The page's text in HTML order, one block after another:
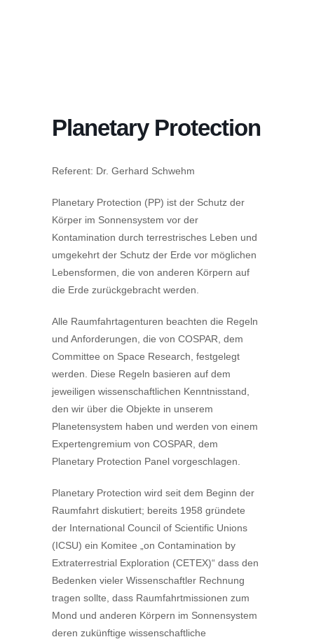
Planetary Protection
Referent: Dr. Gerhard Schwehm
Planetary Protection (PP) ist der Schutz der
Körper im Sonnensystem vor der
Kontamination durch terrestrisches Leben und
umgekehrt der Schutz der Erde vor möglichen
Lebensformen, die von anderen Körpern auf
die Erde zurückgebracht werden.
Alle Raumfahrtagenturen beachten die Regeln
und Anforderungen, die von COSPAR, dem
Committee on Space Research, festgelegt
werden. Diese Regeln basieren auf dem
jeweiligen wissenschaftlichen Kenntnisstand,
den wir über die Objekte in unserem
Planetensystem haben und werden von einem
Expertengremium von COSPAR, dem
Planetary Protection Panel vorgeschlagen.
Planetary Protection wird seit dem Beginn der
Raumfahrt diskutiert; bereits 1958 gründete
der International Council of Scientific Unions
(ICSU) ein Komitee „on Contamination by
Extraterrestrial Exploration (CETEX)“ dass den
Bedenken vieler Wissenschaftler Rechnung
tragen sollte, dass Raumfahrtmissionen zum
Mond und anderen Körpern im Sonnensystem
deren zukünftige wissenschaftliche